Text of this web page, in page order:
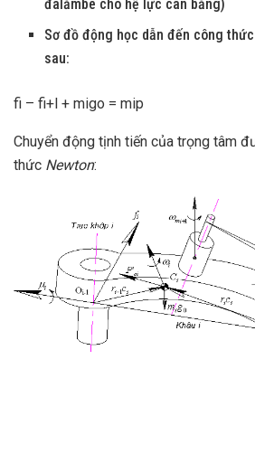
đalămbe cho hệ lực cân bằng)
Sơ đồ động học dẫn đến công
sau:
fi – fi+l + migo = mip
Chuyển động tịnh tiến của trọng tâm
thức Newton: